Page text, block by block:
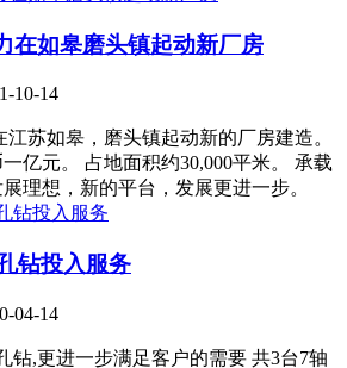
在如皋磨头镇起动新厂房
10-14
江苏如皋，磨头镇起动新的厂房建造。
亿元。 占地面积约30,000平米。 承载
理想，新的平台，发展更进一步。
钻投入服务
04-14
钻,更进一步满足客户的需要 共3台7轴